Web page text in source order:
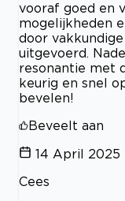
vooraf goed en
mogelijkheden
door
uitgevoerd.
resonantie met
keurig en snel
bevelen!
Beveelt aan
14 April 2025
Cees